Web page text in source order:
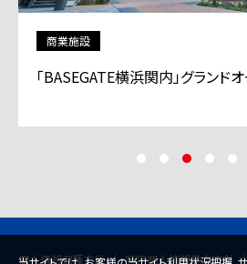
商業施設
「BASEGATE横浜関内」グランド
個人情報保護方針 特定個人情報基本方針